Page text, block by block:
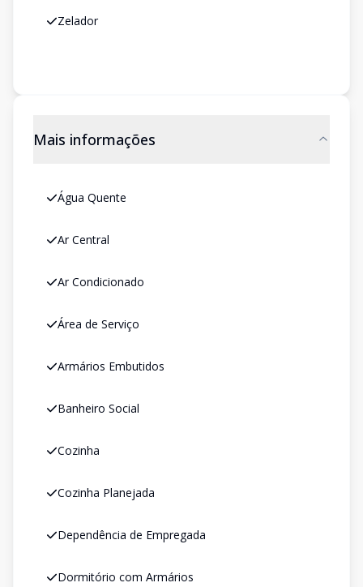
Zelador
Mais informações
Água Quente
Ar Central
Ar Condicionado
Área de Serviço
Armários Embutidos
Banheiro Social
Cozinha
Cozinha Planejada
Dependência de Empregada
Dormitório com Armários